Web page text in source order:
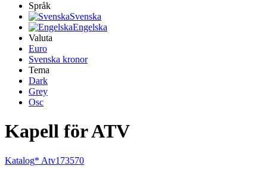
Språk
Svenska
Engelska
Valuta
Euro
Svenska kronor
Tema
Dark
Grey
Osc
Kapell för ATV
Katalog* Atv173570